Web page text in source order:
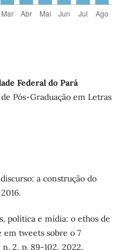
Federal do Pará
Pós-Graduação em Letras
a construção do
política e mídia: o ethos de
em tweets sobre o 7
2, p. 89-102, 2022.